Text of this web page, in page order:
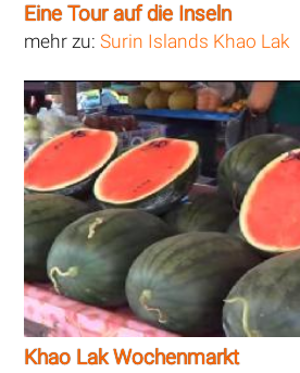
Eine Tour auf die Inseln
mehr zu:Surin Islands Khao Lak
Khao Lak Wochenmarkt